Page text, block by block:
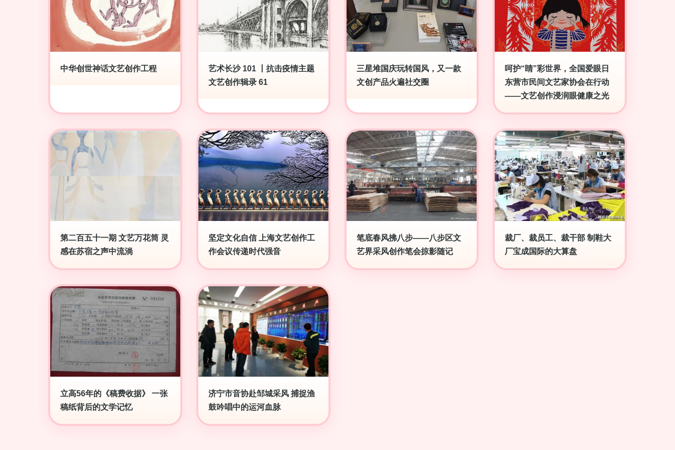
中华创世神话文艺创作工程
艺术长沙 101 丨抗击疫情主题
文艺创作辑录 61
三星堆国庆玩转国风，又一款
文创产品火遍社交圈
呵护“睛”彩世界，全国爱眼日
东营市民间文艺家协会在行动
——文艺创作浸润眼健康之光
第二百五十一期 文艺万花筒 灵
感在苏宿之声中流淌
坚定文化自信 上海文艺创作工
作会议传递时代强音
笔底春风拂八步——八步区文
艺界采风创作笔会掠影随记
裁厂、裁员工、裁干部 制鞋大
厂宝成国际的大算盘
立高56年的《稿费收据》 一张
稿纸背后的文学记忆
济宁市音协赴邹城采风 捕捉渔
鼓吟唱中的运河血脉